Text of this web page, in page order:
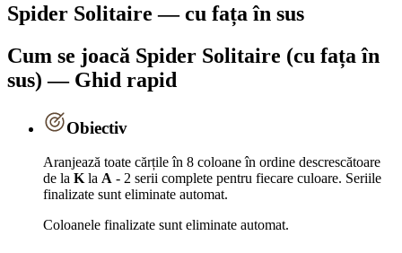
Spider Solitaire — cu fața în sus
Cum se joacă Spider Solitaire (cu fața în
sus) — Ghid rapid
Obiectiv
Aranjează toate cărțile în 8 coloane în ordine descrescătoare
de la Kla A - 2 serii complete pentru fiecare culoare. Seriile
finalizate sunt eliminate automat.
Coloanele finalizate sunt eliminate automat.